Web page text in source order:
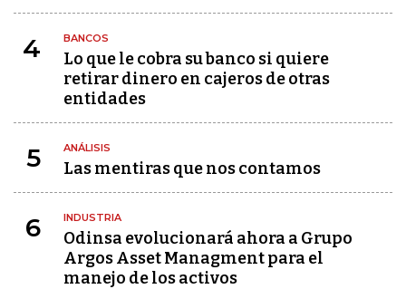
4 BANCOS
Lo que le cobra su banco si quiere
retirar dinero en cajeros de otras
entidades
5 ANÁLISIS
Las mentiras que nos contamos
6 INDUSTRIA
Odinsa evolucionará ahora a Grupo
Argos Asset Managment para el
manejo de los activos